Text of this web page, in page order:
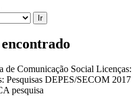
Ir
de Comunicação Social Licenças:
Pesquisas DEPES/SECOM 2017
pesquisa